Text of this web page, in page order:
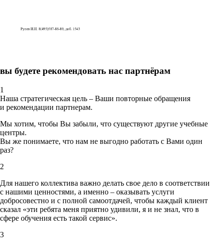
вы будете рекомендовать нас партнёрам
1
Наша стратегическая цель – Ваши повторные обращения
и рекомендации партнерам.
Мы хотим, чтобы Вы забыли, что существуют другие учебные
центры.
Вы же понимаете, что нам не выгодно работать с Вами один
раз?
2
Для нашего коллектива важно делать свое дело в соответствии
с нашими ценностями, а именно – оказывать услуги
добросовестно и с полной самоотдачей, чтобы каждый клиент
сказал «эти ребята меня приятно удивили, я и не знал, что в
сфере обучения есть такой сервис».
3